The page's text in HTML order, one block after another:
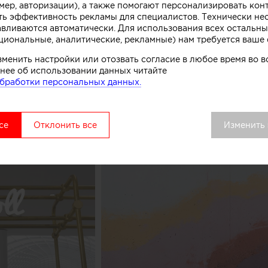
символизирующих систему охлаждения в автоматах
точки выделяется среди других объектов
сосредоточить внимание покупателей как на
процессе, в основе которого перемешивание слоев
рассказывают авторы этого небольшого
авторизации), а также помогают персонализировать
эффективность рекламы для специалистов. Технически
автоматически. Для использования всех
аналитические, рекламные) нам требуется ваше
настройки или отозвать согласие в любое время во
об использовании данных читайте
персональных данных.
Отклонить все Изменить